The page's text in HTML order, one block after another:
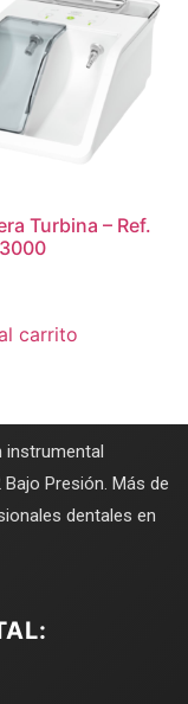
Turbina – Ref.
carrito
instrumental
Presión. Más de
dentales en